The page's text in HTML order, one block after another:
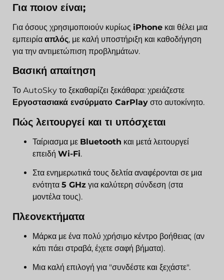
Για ποιον είναι;
Για όσους χρησιμοποιούν κυρίως iPhone και θέλει μια
εμπειρία απλός, με καλή υποστήριξη και καθοδήγηση
για την αντιμετώπιση προβλημάτων.
Βασική απαίτηση
Το AutoSky το ξεκαθαρίζει ξεκάθαρα: χρειάζεστε
Εργοστασιακά ενσύρματο CarPlay στο αυτοκίνητο.
Πώς λειτουργεί και τι υπόσχεται
Ταίριασμα με Bluetooth και μετά λειτουργεί
επειδή Wi-Fi.
Στα ενημερωτικά τους δελτία αναφέρονται σε μια
ενότητα 5 GHz για καλύτερη σύνδεση (στα
μοντέλα τους).
Πλεονεκτήματα
Μάρκα με ένα πολύ χρήσιμο κέντρο βοήθειας (αν
κάτι πάει στραβά, έχετε σαφή βήματα).
Μια καλή επιλογή για "συνδέστε και ξεχάστε".